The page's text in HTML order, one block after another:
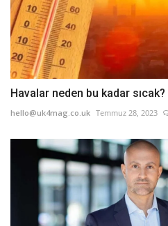
Havalar neden bu kadar sıcak?
hello@uk4mag.co.uk Temmuz 28, 2023